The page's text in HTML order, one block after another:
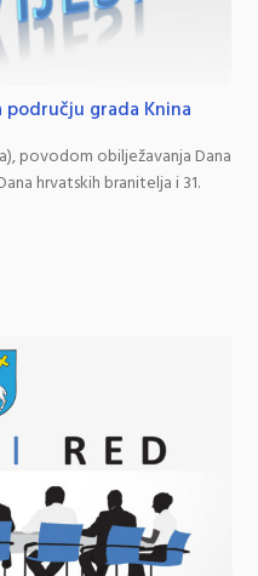
području grada Knina
povodom obilježavanja Dana
hrvatskih branitelja i 31.